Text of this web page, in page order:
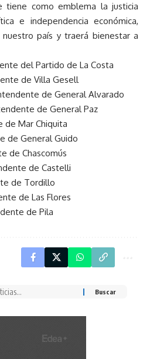
tiene como emblema la justicia
e independencia económica,
país y traerá bienestar a
del Partido de La Costa
de Villa Gesell
de General Alvarado
de General Paz
de Mar Chiquita
de General Guido
de Chascomús
de Castelli
de Tordillo
de Las Flores
de Pila